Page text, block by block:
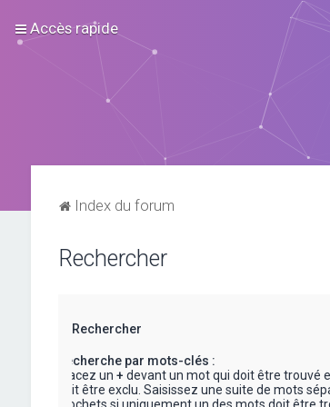
Accès rapide
Index du forum
Rechercher
Rechercher
Recherche par mots-clés :
Placez un + devant un mot qui doit être trouvé
doit être exclu. Saisissez une suite de mots